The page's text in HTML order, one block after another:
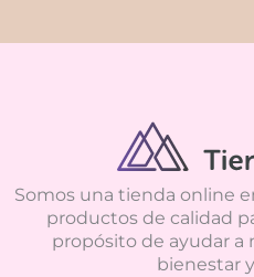
Somos una tienda online
productos de calidad
propósito de ayudar a
bienestar